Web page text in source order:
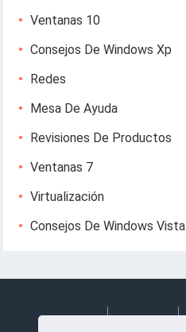
Ventanas 10
Consejos De Windows Xp
Redes
Mesa De Ayuda
Revisiones De Productos
Ventanas 7
Virtualización
Consejos De Windows Vista